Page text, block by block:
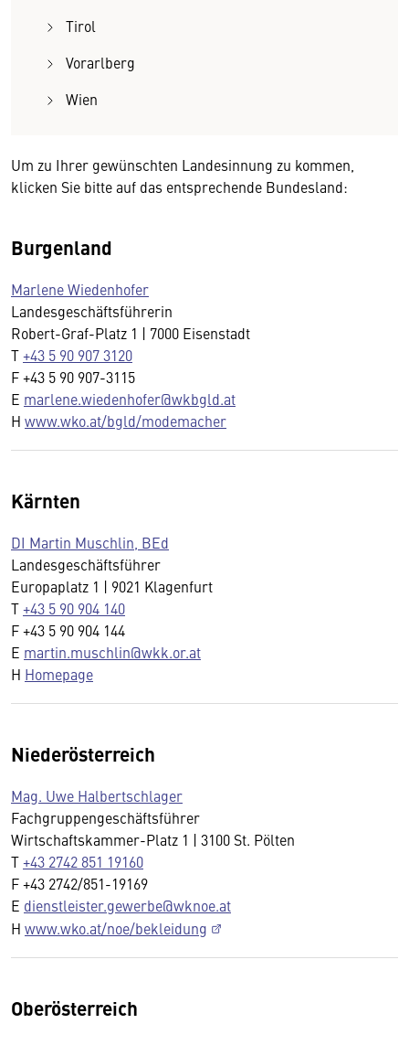
Tirol
Vorarlberg
Wien
Um zu Ihrer gewünschten Landesinnung zu kommen,
klicken Sie bitte auf das entsprechende Bundesland:
Burgenland
Marlene Wiedenhofer
Landesgeschäftsführerin
Robert-Graf-Platz 1 | 7000 Eisenstadt
T+43 5 90 907 3120
F +43 5 90 907-3115
E marlene.wiedenhofer@wkbgld.at
H www.wko.at/bgld/modemacher
Kärnten
DI Martin Muschlin, BEd
Landesgeschäftsführer
Europaplatz 1 | 9021 Klagenfurt
T+43 5 90 904 140
F +43 5 90 904 144
E martin.muschlin@wkk.or.at
H Homepage
Niederösterreich
Mag. Uwe Halbertschlager
Fachgruppengeschäftsführer
Wirtschaftskammer-Platz 1 | 3100 St. Pölten
T+43 2742 851 19160
F +43 2742/851-19169
E dienstleister.gewerbe@wknoe.at
H www.wko.at/noe/bekleidung
Oberösterreich